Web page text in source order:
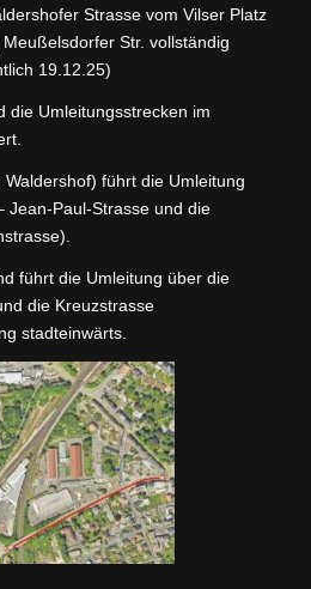
Strasse vom Vilser Platz
Str. vollständig
19.12.25)
die Umleitungsstrecken im
führt die Umleitung
Jean-Paul-Strasse und die
führt die Umleitung über die
die Kreuzstrasse
stadteinwärts.